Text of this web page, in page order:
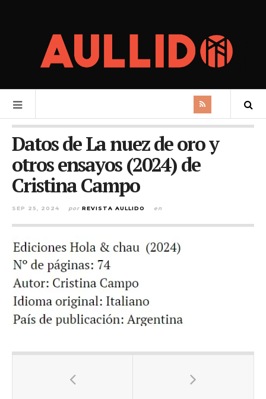
Datos de La nuez de oro y
otros ensayos (2024) de
Cristina Campo
SEP 25, 2024 por REVISTA AULLIDO en